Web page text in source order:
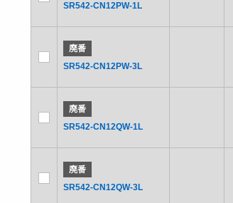
SR542-CN12PW-1L
廃番
SR542-CN12PW-3L
廃番
SR542-CN12QW-1L
廃番
SR542-CN12QW-3L